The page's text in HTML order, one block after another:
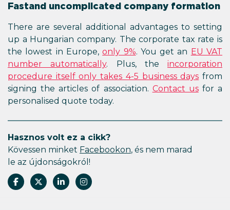
Fast and uncomplicated company formation
There are several additional advantages to setting
up a Hungarian company. The corporate tax rate is
the lowest in Europe,only 9%. You get an EU VAT
number automatically. Plus, the incorporation
procedure itself only takes 4-5 business days from
signing the articles of association. Contact usfor a
personalised quote today.
Hasznos volt ez a cikk?
Kövessen minket Facebookon, és nem marad
le az újdonságokról!